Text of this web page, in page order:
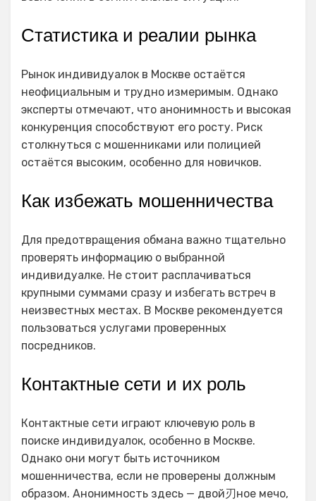
Статистика и реалии рынка
Рынок индивидуалок в Москве остаётся
неофициальным и трудно измеримым. Однако
эксперты отмечают, что анонимность и высокая
конкуренция способствуют его росту. Риск
столкнуться с мошенниками или полицией
остаётся высоким, особенно для новичков.
Как избежать мошенничества
Для предотвращения обмана важно тщательно
проверять информацию о выбранной
индивидуалке. Не стоит расплачиваться
крупными суммами сразу и избегать встреч в
неизвестных местах. В Москве рекомендуется
пользоваться услугами проверенных
посредников.
Контактные сети и их роль
Контактные сети играют ключевую роль в
поиске индивидуалок, особенно в Москве.
Однако они могут быть источником
мошенничества, если не проверены должным
образом. Анонимность здесь — двой刃ное мечо,